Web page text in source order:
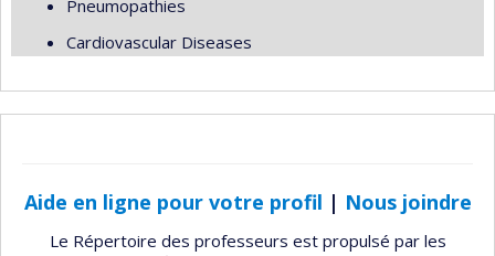
Pneumopathies
Cardiovascular Diseases
Aide en ligne pour votre profil | Nous joindre
Le Répertoire des professeurs est propulsé par les